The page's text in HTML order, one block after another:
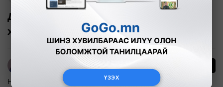
ҮЗЭХ
Д.Будзаан: Цахим тоглоомтой
холбоотой судалгаа хийлээ
А.Наранцацрал
Нийгэм 2021-06-03